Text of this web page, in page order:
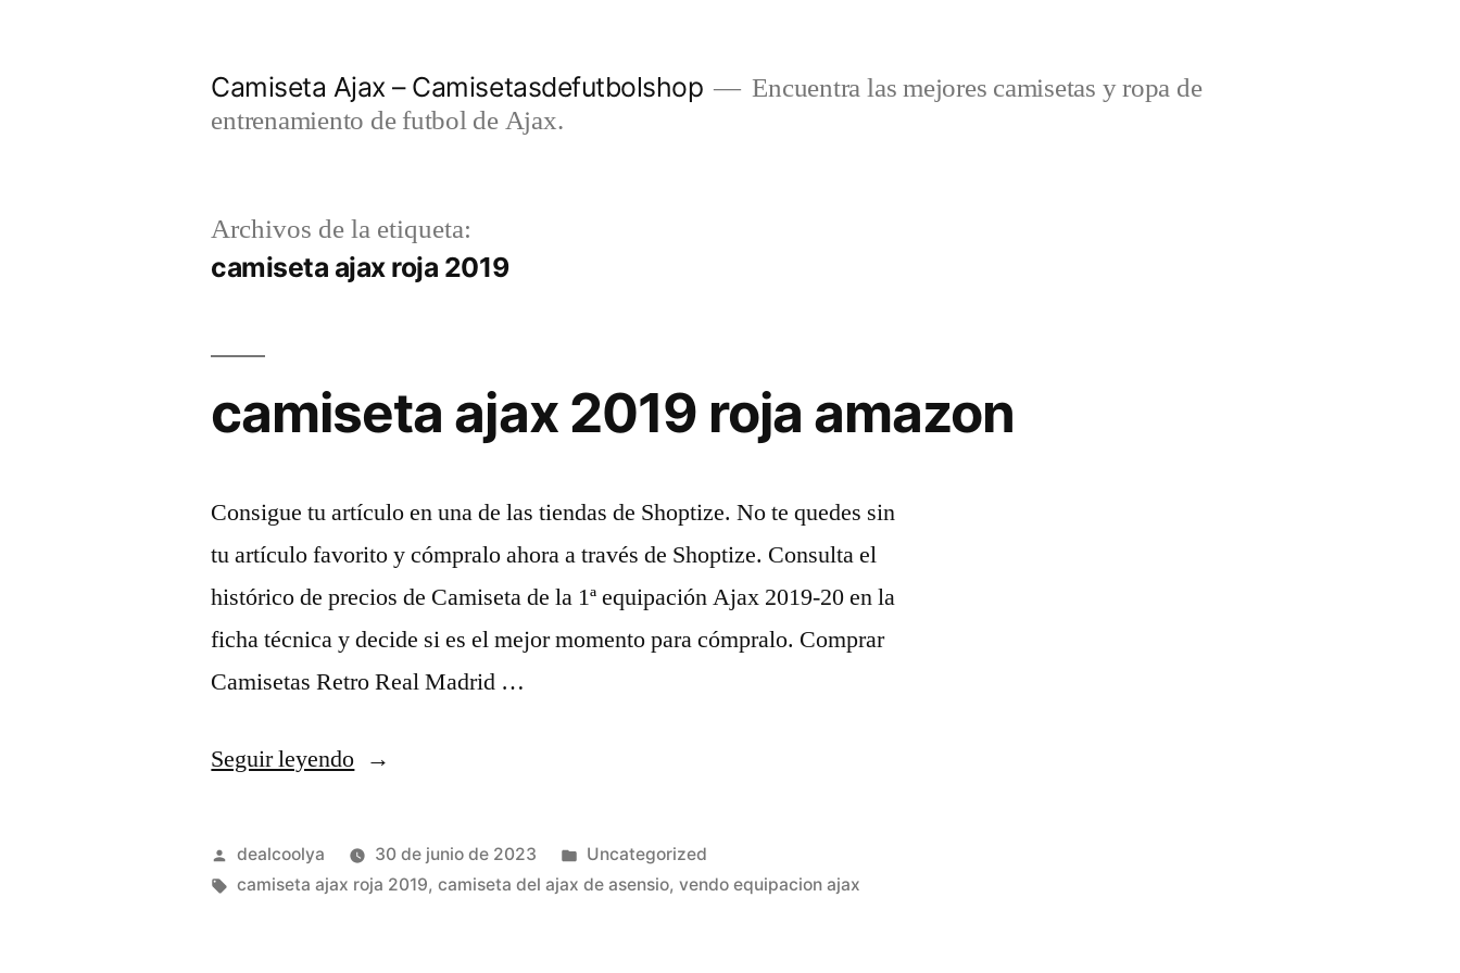
Camiseta Ajax – Camisetasdefutbolshop
Encuentra las mejores camisetas y ropa de
entrenamiento de futbol de Ajax.
Archivos de la etiqueta:
camiseta ajax roja 2019
camiseta ajax 2019 roja amazon
Consigue tu artículo en una de las tiendas de Shoptize. No te quedes sin
tu artículo favorito y cómpralo ahora a través de Shoptize. Consulta el
histórico de precios de Camiseta de la 1ª equipación Ajax 2019-20 en la
ficha técnica y decide si es el mejor momento para cómpralo. Comprar
Camisetas Retro Real Madrid …
Seguir leyendo«camiseta
2019
roja
Publicado
por
dealcoolya 30 de junio de 2023
Publicado
en
Uncategorized
Etiquetas:
camiseta ajax roja 2019,camiseta del ajax de asensio,vendo equipacion ajax